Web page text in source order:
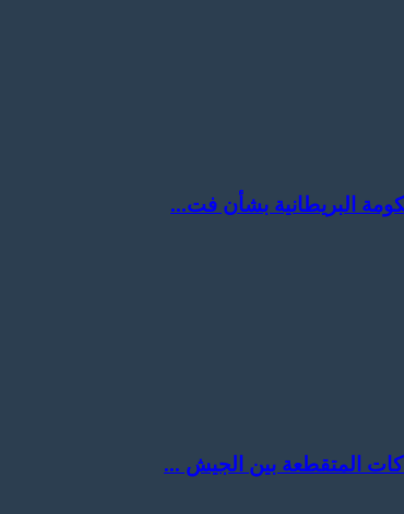
البريطانية بشأن فت...
المتقطعة بين الجيش ...